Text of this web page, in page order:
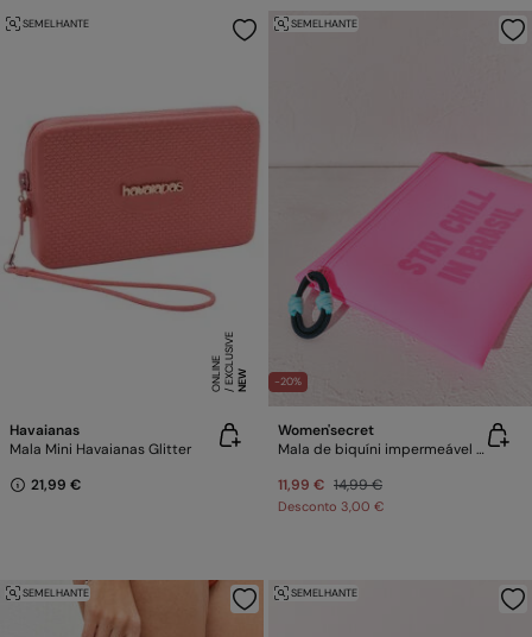
NEW
E
X
C
L
USI
V
E
O
N
LI
N
E
SEMELHANTE
Havaianas
Mala Mini Havaianas Glitter
21,99 €
-20%
SEMELHANTE
Women'secret
Mala de biquíni impermeável rosa
11,99 € 14,99 €
Desconto 3,00 €
SEMELHANTE SEMELHANTE